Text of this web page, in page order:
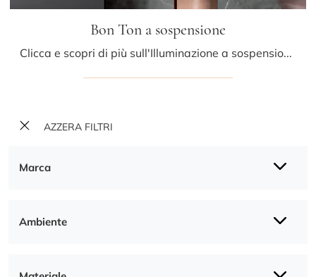
AZZERA FILTRI
Marca
Ambiente
Bon Ton a sospensione
Clicca e scopri di più sull'Illuminazione a sospensione design di Bonaldo: il modello Bon Ton a sospensione in metallo ti aspetta!